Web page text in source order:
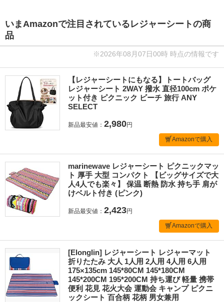
いまAmazonで注目されているレジャーシートの商
品
※2026年08月07日00時 時点の情報です
【レジャーシートにもなる】トートバッグ
レジャーシート 2WAY 撥水 直径100cm ポケ
ット付き ピクニック ビーチ 旅行 ANY
SELECT
新品最安値： 2,980円
Amazonで購入
marinewave レジャーシート ピクニックマッ
ト 厚手 大型 コンパクト 【ビッグサイズで大
人4人でも楽々】 保温 断熱 防水 持ち手 肩が
けベルト付き (ピンク)
新品最安値： 2,423円
Amazonで購入
[Elonglin] レジャーシート レジャーマット
折りたたみ 大人 1人用 2人用 4人用 6人用
175×135cm 145*80CM 145*180CM
145*200CM 195*200CM 持ち運び 軽量 携帯
便利 花見 花火大会 運動会 キャンプ ピクニ
ックシート 百合柄 花柄 男女兼用